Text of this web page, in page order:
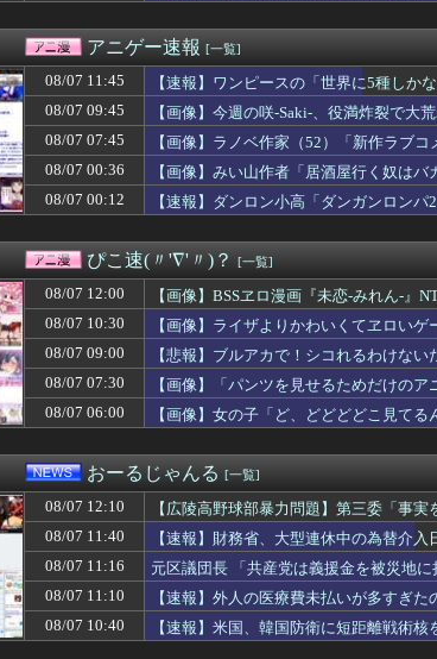
「人間と獣人が共存する社会」を描いた深夜アニメ
【スマホ】急増する「自分の頭で考えない子」。すぐ
【遊戯OCG情報】ORIGINAL ARTWORK COLLECTION
ゲームコントローラー地味に高くなる
【ウマ娘】ブルアカの新仕様ガチャの何が恐ろしいか
【朗報】Amazon、汗が飛び散る灼熱の「マンガ毎週
【急募】「みんな仕事帰りに家で何してんの？」←こ
【艦これ】イベで掘るのと恒常落ちまってから掘るの
【徹底議論】近代日本史で最も取り返しのつかなかっ
【画像】BSSヱロ漫画『未恋-みれん-』NTRよりも抜
魚介料理の美味しい県に観光に行きたいんやが
【動画】高速道路を走行中の車からリアガラスが飛ん
バイク乗りワイ、バイク降りる事を決意する
【ホロライブ】アキロゼ、映画をきっかけに「ちいか
【超悲報】Z新入社員、意地でも「9月の社員旅行」の
リュウジ氏「ダルい料理トップ10に入る」夏の定番料
【画像】オタク「実際にプレイしたらわかるけど、ラ
花宮初奈さん、バンドリで早くも大人気ｗｗｗｗ
若槻千夏「あそこの丸亀製麺の水は都内で1番おいし
【仮面ライダーゼッツ】このOPカッコよくない？本編
#韓国質問サイト 『韓国がアメリカと戦争したら？
【2/2】夫と死別して実家に戻った私に弟嫁が「男の
【ミリマス】ついに美咲ちゃんが大人の色気を出し始
たまったギターマガジンどうしてる？ 音まとめアー
【画像】貴島明日香さん、陰キャが最も苦手そうな“
CC2松山洋氏、少年ジャンプ編集部にブロックされる
霊感あるとか言ってる奴ってただのホラ吹きじゃねー
アニゲー速報 [一覧]
08/07 11:45
【速報】ワンピースの「世界に5種しか
08/07 09:45
【画像】今週の咲-Saki-、役満炸裂で大
08/07 07:45
【画像】ラノベ作家（52）「新作ラブ
たれｗと話題に
08/07 00:36
【画像】みい山作者「居酒屋行く奴は
08/07 00:12
【速報】ダンロン小高「ダンガンロン
ぴこ速(〃'∇'〃)？ [一覧]
08/07 12:00
【画像】BSSヱロ漫画『未恋-みれん-』
08/07 10:30
【画像】ライザよりかわいくてヱロい
08/07 09:00
【悲報】ブルアカで！シコれるわけない
08/07 07:30
【画像】「パンツを見せるためだけの
08/07 06:00
【画像】女の子「ど、どどどどこ見てる
おーるじゃんる [一覧]
08/07 12:10
【広陵高野球部暴力問題】第三委「事
賠償請求訴訟を起こす方針
08/07 11:40
【速報】財務省、大型連休中の為替介
08/07 11:16
元区議団長 「共産党は義援金を被災地
はありません」
08/07 11:10
【速報】外人の医療費未払いが多すぎ
08/07 10:40
【速報】米国、韓国防衛に短距離戦術